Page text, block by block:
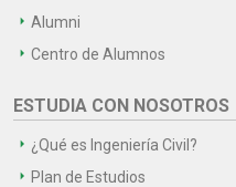
Alumni
Centro de Alumnos
ESTUDIA CON NOSOTROS
¿Qué es Ingeniería Civil?
Plan de Estudios